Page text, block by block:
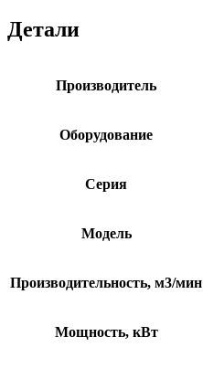
Детали
Производитель
Оборудование
Серия
Модель
Производительность, м3/мин
Мощность, кВт